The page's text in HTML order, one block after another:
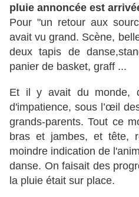
pluie annoncée est
Pour "un retour aux
avait vu grand. Scène,
deux tapis de
panier de basket, graff ...
Et il y avait du monde,
d'impatience, sous l’œil
grands-parents. Tout ce
bras et jambes, et tête,
moindre indication de
danse. On faisait des
la pluie était sur place.